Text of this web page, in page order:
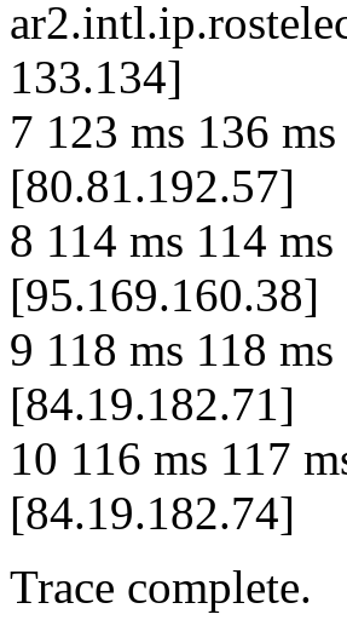
133.134]
7 123 ms 136
[80.81.192.57]
8 114 ms 114
[95.169.160.38]
9 118 ms 118
[84.19.182.71]
10 116 ms 117
[84.19.182.74]
Trace complete.